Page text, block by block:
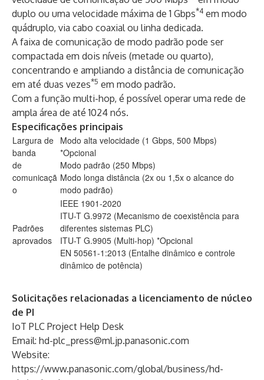
duplo ou uma velocidade máxima de 1 Gbps*4 em modo
quádruplo, via cabo coaxial ou linha dedicada.
A faixa de comunicação de modo padrão pode ser
compactada em dois níveis (metade ou quarto),
concentrando e ampliando a distância de comunicação
em até duas vezes*5 em modo padrão.
Com a função multi-hop, é possível operar uma rede de
ampla área de até 1024 nós.
Especificações principais
Largura de
banda
de
comunicaçã
o
Modo alta velocidade (1 Gbps, 500 Mbps)
*Opcional
Modo padrão (250 Mbps)
Modo longa distância (2x ou 1,5x o alcance do
modo padrão)
Padrões
aprovados
IEEE 1901-2020
ITU-T G.9972 (Mecanismo de coexistência para
diferentes sistemas PLC)
ITU-T G.9905 (Multi-hop) *Opcional
EN 50561-1:2013 (Entalhe dinâmico e controle
dinâmico de potência)
Solicitações relacionadas a licenciamento de núcleo
de PI
IoT PLC Project Help Desk
Email: hd-plc_press@ml.jp.panasonic.com
Website:
https://www.panasonic.com/global/business/hd-